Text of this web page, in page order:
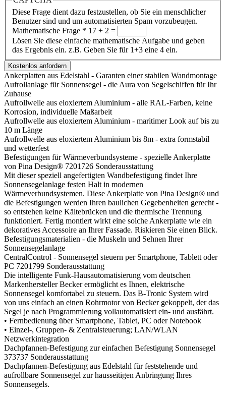
Diese Frage dient dazu festzustellen, ob Sie ein menschlicher
Benutzer sind und um automatisierten Spam vorzubeugen.
Mathematische Frage * 17 + 2 =
Lösen Sie diese einfache mathematische Aufgabe und geben
das Ergebnis ein. z.B. Geben Sie für 1+3 eine 4 ein.
Ankerplatten aus Edelstahl - Garanten einer stabilen Wandmontage
Aufrollanlage für Sonnensegel - die Aura von Segelschiffen für Ihr
Zuhause
Aufrollwelle aus eloxiertem Aluminium - alle RAL-Farben, keine
Korrosion, individuelle Maßarbeit
Aufrollwelle aus eloxiertem Aluminium - maritimer Look auf bis zu
10 m Länge
Aufrollwelle aus eloxiertem Aluminium bis 8m - extra formstabil
und wetterfest
Befestigungen für Wärmeverbundsysteme - spezielle Ankerplatte
von Pina Design® 7201726 Sonderausstattung
Mit dieser speziell angefertigten Wandbefestigung findet Ihre
Sonnensegelanlage festen Halt in modernen
Wärmeverbundsystemen. Diese Ankerplatte von Pina Design® und
die Befestigungen werden Ihren baulichen Gegebenheiten gerecht -
so entstehen keine Kältebrücken und die thermische Trennung
funktioniert. Fertig montiert wirkt eine solche Ankerplatte wie ein
dekoratives Accessoire an Ihrer Fassade. Riskieren Sie einen Blick.
Befestigungsmaterialien - die Muskeln und Sehnen Ihrer
Sonnensegelanlage
CentralControl - Sonnensegel steuern per Smartphone, Tablett oder
PC 7201799 Sonderausstattung
Die intelligente Funk-Hausautomatisierung vom deutschen
Markenhersteller Becker ermöglicht es Ihnen, elektrische
Sonnensegel komfortabel zu steuern. Das B-Tronic System wird
von uns einfach an einen Rohrmotor von Becker gekoppelt, der das
Segel je nach Programmierung vollautomatisiert ein- und ausfährt.
• Fernbedienung über Smartphone, Tablet, PC oder Notebook
• Einzel-, Gruppen- & Zentralsteuerung; LAN/WLAN
Netzwerkintegration
Dachpfannen-Befestigung zur einfachen Befestigung Sonnensegel
373737 Sonderausstattung
Dachpfannen-Befestigung aus Edelstahl für feststehende und
aufrollbare Sonnensegel zur hausseitigen Anbringung Ihres
Sonnensegels.